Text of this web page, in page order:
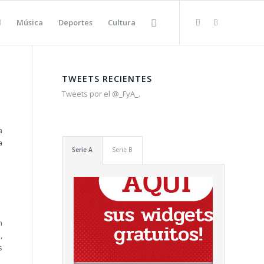
Música Deportes Cultura
TWEETS RECIENTES
Tweets por el @_FyA_.
Serie A Serie B